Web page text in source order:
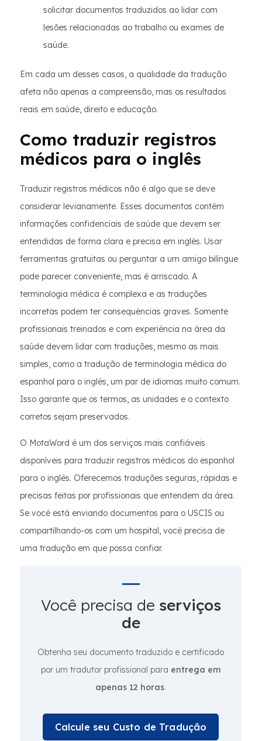
solicitar documentos traduzidos ao lidar com
lesões relacionadas ao trabalho ou exames de
saúde.
Em cada um desses casos, a qualidade da tradução
afeta não apenas a compreensão, mas os resultados
reais em saúde, direito e educação.
Como traduzir registros
médicos para o inglês
Traduzir registros médicos não é algo que se deve
considerar levianamente. Esses documentos contêm
informações confidenciais de saúde que devem ser
entendidas de forma clara e precisa em inglês. Usar
ferramentas gratuitas ou perguntar a um amigo bilíngue
pode parecer conveniente, mas é arriscado. A
terminologia médica é complexa e as traduções
incorretas podem ter consequências graves. Somente
profissionais treinados e com experiência na área da
saúde devem lidar com traduções, mesmo as mais
simples, como a tradução de terminologia médica do
espanhol para o inglês, um par de idiomas muito comum.
Isso garante que os termos, as unidades e o contexto
corretos sejam preservados.
O MotaWord é um dos serviços mais confiáveis
disponíveis para traduzir registros médicos do espanhol
para o inglês. Oferecemos traduções seguras, rápidas e
precisas feitas por profissionais que entendem da área.
Se você está enviando documentos para o USCIS ou
compartilhando-os com um hospital, você precisa de
uma tradução em que possa confiar.
Você precisa de serviços
de
Obtenha seu documento traduzido e certificado
por um tradutor profissional para entrega em
apenas 12 horas.
Calcule seu Custo de Tradução